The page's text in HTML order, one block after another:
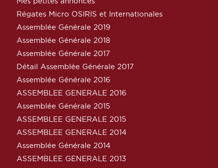
Régates Micro OSIRIS et Internationales
Assemblée Générale 2019
Assemblée Générale 2018
Assemblée Générale 2017
Détail Assemblée Générale 2017
Assemblée Générale 2016
ASSEMBLEE GENERALE 2016
Assemblée Générale 2015
ASSEMBLEE GENERALE 2015
ASSEMBLEE GENERALE 2014
Assemblée Générale 2014
ASSEMBLEE GENERALE 2013